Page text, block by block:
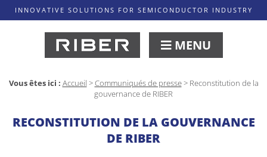
INNOVATIVE SOLUTIONS FOR SEMICONDUCTOR INDUSTRY
MENU
Vous êtes ici : Accueil >Communiqués de presse> Reconstitution de la
gouvernance de RIBER
RECONSTITUTION DE LA GOUVERNANCE
DE RIBER